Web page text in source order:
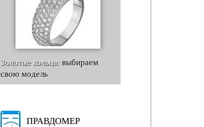
Золотые кольца:выбираем
свою модель
ПРАВДОМЕР